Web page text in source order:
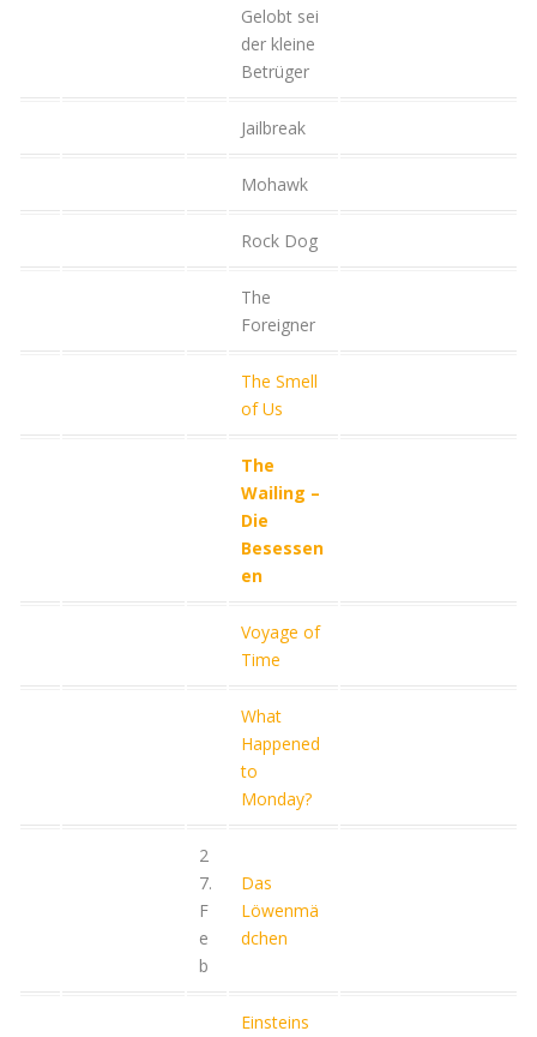
Gelobt sei
der kleine
Betrüger
Jailbreak
Mohawk
Rock Dog
The
Foreigner
The Smell
of Us
The
Wailing –
Die
Besessen
en
Voyage of
Time
What
Happened
to
Monday?
2
7.
F
e
b
Das
Löwenmä
dchen
Einsteins